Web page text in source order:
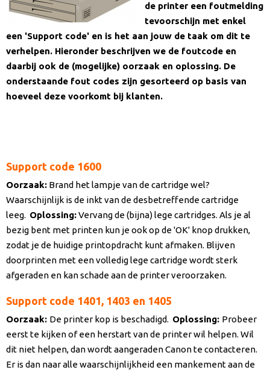
de printer een foutmelding
tevoorschijn met enkel
een 'Support code' en is het aan jouw de taak om dit te
verhelpen. Hieronder beschrijven we de foutcode en
daarbij ook de (mogelijke) oorzaak en oplossing. De
onderstaande fout codes zijn gesorteerd op basis van
hoeveel deze voorkomt bij klanten.
Support code 1600
Oorzaak: Brand het lampje van de cartridge wel?
Waarschijnlijk is de inkt van de desbetreffende cartridge
leeg. Oplossing:Vervang de (bijna) lege cartridges. Als je al
bezig bent met printen kun je ook op de 'OK' knop drukken,
zodat je de huidige printopdracht kunt afmaken. Blijven
doorprinten met een volledig lege cartridge wordt sterk
afgeraden en kan schade aan de printer veroorzaken.
Support code 1401, 1403 en 1405
Oorzaak: De printer kop is beschadigd. Oplossing: Probeer
eerst te kijken of een herstart van de printer wil helpen. Wil
dit niet helpen, dan wordt aangeraden Canon te contacteren.
Er is dan naar alle waarschijnlijkheid een mankement aan de